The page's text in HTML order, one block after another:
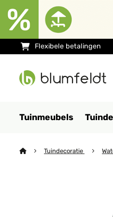
Flexibele betalingen
Tuinmeubels
Tuindecoratie